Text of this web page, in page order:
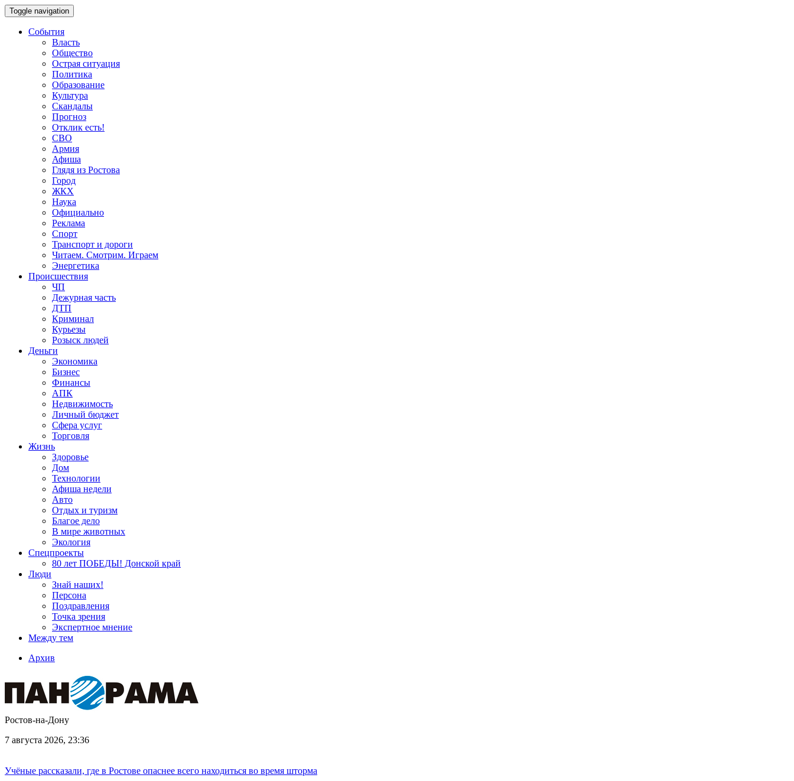
Toggle navigation
События
Власть
Общество
Острая ситуация
Политика
Образование
Культура
Скандалы
Прогноз
Отклик есть!
СВО
Армия
Афиша
Глядя из Ростова
Город
ЖКХ
Наука
Официально
Реклама
Спорт
Транспорт и дороги
Читаем. Смотрим. Играем
Энергетика
Происшествия
ЧП
Дежурная часть
ДТП
Криминал
Курьезы
Розыск людей
Деньги
Экономика
Бизнес
Финансы
АПК
Недвижимость
Личный бюджет
Сфера услуг
Торговля
Жизнь
Здоровье
Дом
Технологии
Афиша недели
Авто
Отдых и туризм
Благое дело
В мире животных
Экология
Спецпроекты
80 лет ПОБЕДЫ! Донской край
Люди
Знай наших!
Персона
Поздравления
Точка зрения
Экспертное мнение
Между тем
Архив
Ростов-на-Дону
7 августа 2026, 23:36
Учёные рассказали, где в Ростове опаснее всего находиться во время шторма